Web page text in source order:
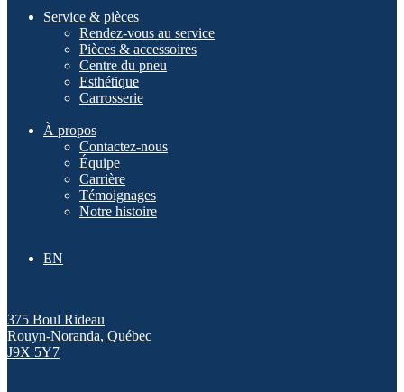
Service & pièces
Rendez-vous au service
Pièces & accessoires
Centre du pneu
Esthétique
Carrosserie
À propos
Contactez-nous
Équipe
Carrière
Témoignages
Notre histoire
EN
375 Boul Rideau
Rouyn-Noranda, Québec
J9X 5Y7